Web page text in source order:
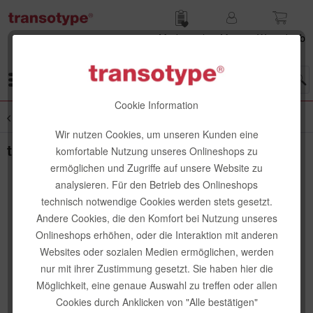
Merk­zettel
Mein
Waren­korb
Cookie Information
Wir nutzen Cookies, um unseren Kunden eine
komfortable Nutzung unseres Onlineshops zu
ermöglichen und Zugriffe auf unsere Website zu
analysieren. Für den Betrieb des Onlineshops
technisch notwendige Cookies werden stets gesetzt.
Andere Cookies, die den Komfort bei Nutzung unseres
Onlineshops erhöhen, oder die Interaktion mit anderen
Websites oder sozialen Medien ermöglichen, werden
nur mit ihrer Zustimmung gesetzt. Sie haben hier die
Möglichkeit, eine genaue Auswahl zu treffen oder allen
Cookies durch Anklicken von "Alle bestätigen"
transotype senseBag Messenger Bag